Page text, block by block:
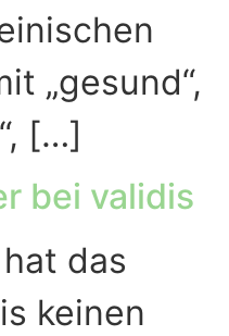
„gesund“,
[…]
bei validis
das
keinen